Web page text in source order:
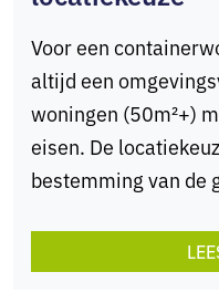
Voor een
altijd een
woningen (50m²+)
eisen. De
bestemming van de
vereisen vaak een
variëren van